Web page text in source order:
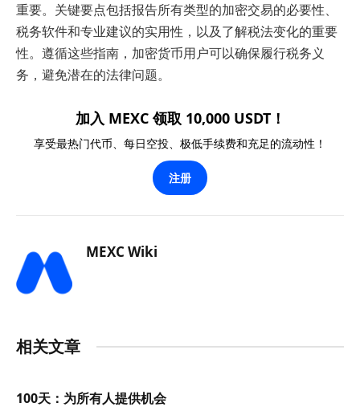
重要。关键要点包括报告所有类型的加密交易的必要性、
税务软件和专业建议的实用性，以及了解税法变化的重要
性。遵循这些指南，加密货币用户可以确保履行税务义
务，避免潜在的法律问题。
加入 MEXC 领取 10,000 USDT！
享受最热门代币、每日空投、极低手续费和充足的流动性！
注册
MEXC Wiki
相关文章
100天：为所有人提供机会